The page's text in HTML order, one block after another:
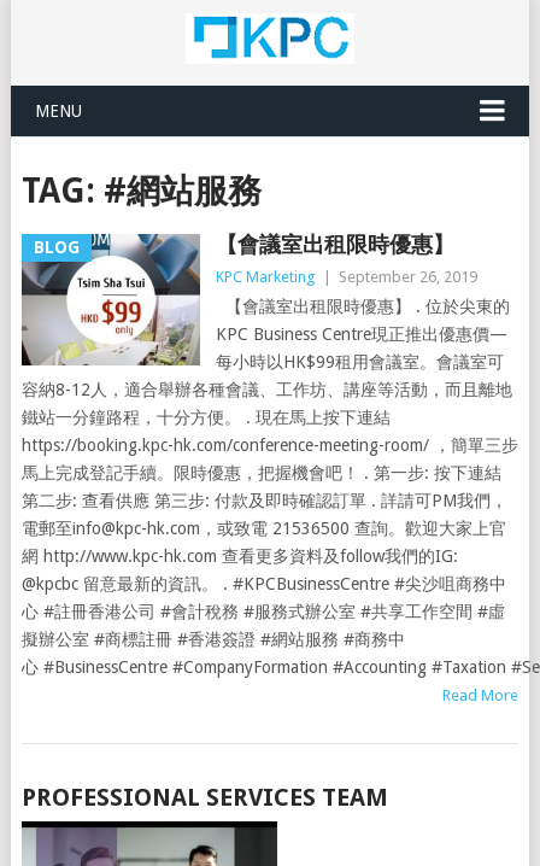
MENU
TAG: #網站服務
BLOG 【會議室出租限時優惠】
KPC Marketing September 26, 2019
【會議室出租限時優惠】 . 位於尖東的
KPC Business Centre現正推出優惠價—
每小時以HK$99租用會議室。會議室可
容納8-12人，適合舉辦各種會議、工作坊、講座等活動，而且離地
鐵站一分鐘路程，十分方便。 . 現在馬上按下連結
https://booking.kpc-hk.com/conference-meeting-room/​ ，簡單三步
馬上完成登記手續。限時優惠，把握機會吧！ . 第一步: 按下連結
第二步: 查看供應 第三步: 付款及即時確認訂單 . 詳請可PM我們，
電郵至info@kpc-hk.com ，或致電 21536500 查詢。歡迎大家上官
網 http://www.kpc-hk.com 查看更多資料及follow我們的IG:
@kpcbc 留意最新的資訊。 . #KPCBusinessCentre #尖沙咀商務中
心 #註冊香港公司 #會計稅務 #服務式辦公室 #共享工作空間 #虛
擬辦公室 #商標註冊 #香港簽證 #網站服務 #商務中
心 #BusinessCentre #CompanyFormation #Accounting #Taxation
Read More
PROFESSIONAL SERVICES TEAM